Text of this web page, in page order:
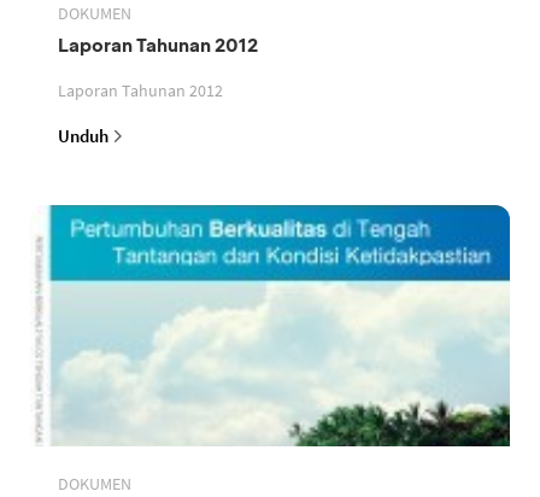
DOKUMEN
Laporan Tahunan 2012
Laporan Tahunan 2012
Unduh
DOKUMEN